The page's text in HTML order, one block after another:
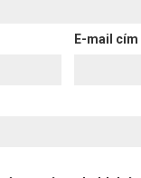
E-mail cím